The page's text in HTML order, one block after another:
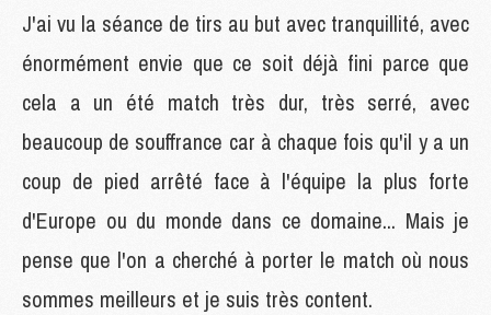
J'ai vu la séance de tirs au but avec tranquillité, avec
énormément envie que ce soit déjà fini parce que
cela a un été match très dur, très serré, avec
beaucoup de souffrance car à chaque fois qu'il y a un
coup de pied arrêté face à l'équipe la plus forte
d'Europe ou du monde dans ce domaine... Mais je
pense que l'on a cherché à porter le match où nous
sommes meilleurs et je suis très content.